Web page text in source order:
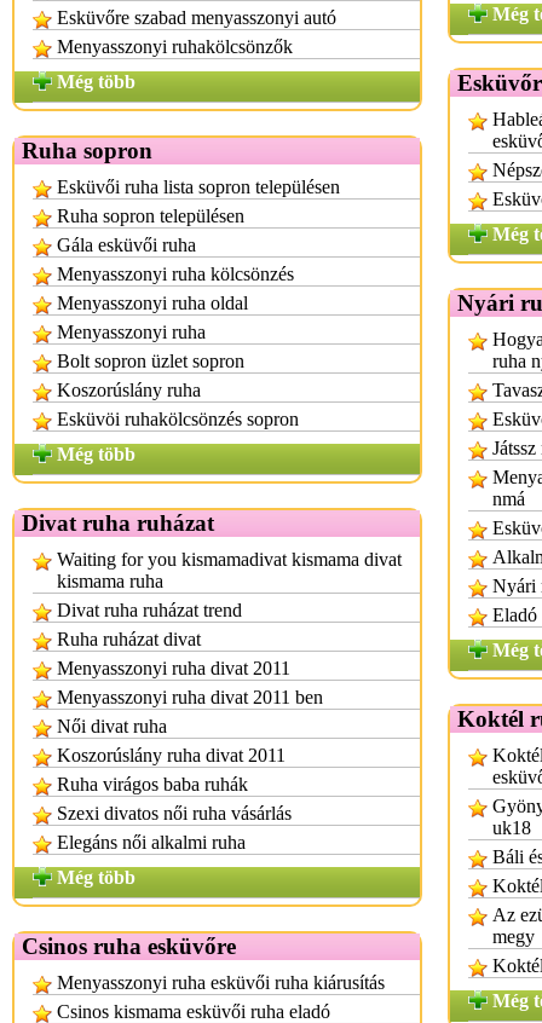
Esküvőre szabad menyasszonyi autó
Menyasszonyi ruhakölcsönzők
Még több
Ruha sopron
Esküvői ruha lista sopron településen
Ruha sopron településen
Gála esküvői ruha
Menyasszonyi ruha kölcsönzés
Menyasszonyi ruha oldal
Menyasszonyi ruha
Bolt sopron üzlet sopron
Koszorúslány ruha
Esküvöi ruhakölcsönzés sopron
Még több
Divat ruha ruházat
Waiting for you kismamadivat kismama divat
kismama ruha
Divat ruha ruházat trend
Ruha ruházat divat
Menyasszonyi ruha divat 2011
Menyasszonyi ruha divat 2011 ben
Női divat ruha
Koszorúslány ruha divat 2011
Ruha virágos baba ruhák
Szexi divatos női ruha vásárlás
Elegáns női alkalmi ruha
Még több
Csinos ruha esküvőre
Menyasszonyi ruha esküvői ruha kiárusítás
Csinos kismama esküvői ruha eladó
Még
Még
Nyári
ruha
nmá
Nyári
Eladó
Még
Koktél
uk18
Báli
Az
megy
Még